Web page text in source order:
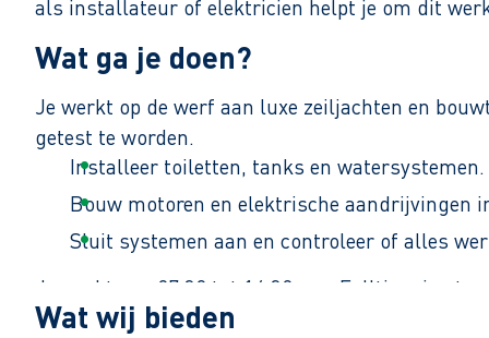
als installateur of elektricien helpt je om dit
Wat ga je doen?
Je werkt op de werf aan luxe zeiljachten en
getest te worden.
Installeer toiletten, tanks en watersystemen.
Bouw motoren en elektrische aandrijvingen
Sluit systemen aan en controleer of alles
Je werkt van 07:30 tot 16:30 uur. Fulltime is
Wat wij bieden